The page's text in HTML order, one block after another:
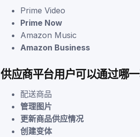
Prime Video
Prime Now
Amazon Music
Amazon Business
供应商平台用户可以通过哪
配送商品
管理图片
更新商品供应情况
创建变体